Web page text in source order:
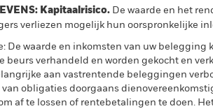
Kapitaalrisico. De waarde en het
verliezen mogelijk hun oorspronkelijke
De waarde en inkomsten van uw
beurs verhandeld en worden gekocht en
aan vastrentende beleggingen
obligaties doorgaans
af te lossen of rentebetalingen te doen.